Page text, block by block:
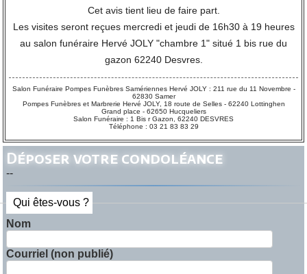
Cet avis tient lieu de faire part.
Les visites seront reçues mercredi et jeudi de 16h30 à 19 heures
au salon funéraire Hervé JOLY "chambre 1" situé 1 bis rue du
gazon 62240 Desvres.
Salon Funéraire Pompes Funèbres Samériennes Hervé JOLY : 211 rue du 11 Novembre -
62830 Samer
Pompes Funèbres et Marbrerie Hervé JOLY, 18 route de Selles - 62240 Lottinghen
Grand place - 62650 Hucqueliers
Salon Funéraire : 1 Bis r Gazon, 62240 DESVRES
Téléphone : 03 21 83 83 29
Déposer votre condoléance
--
Qui êtes-vous ?
Nom
Courriel (non publié)